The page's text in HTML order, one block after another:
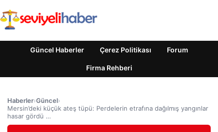
Güncel Haberler Çerez Politikası Forum
Firma Rehberi
Haberler›Güncel›
Mersin’deki küçük ateş tüpü: Perdelerin etrafına dağılmış yangınlar
hasar gördü …